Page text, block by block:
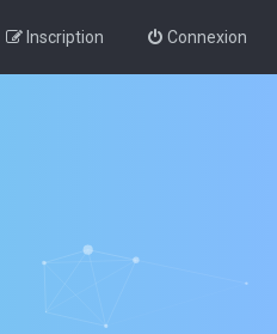
Connexion
Inscription